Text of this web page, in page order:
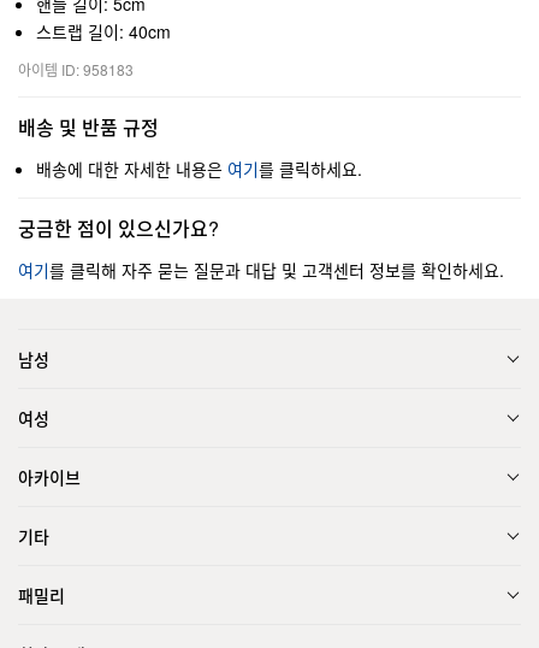
스트랩 길이: 40cm
아이템 ID: 958183
배송 및 반품 규정
배송에 대한 자세한 내용은 여기를 클릭하세요.
궁금한 점이 있으신가요?
여기를 클릭해 자주 묻는 질문과 대답 및 고객센터 정보를 확인하세요.
남성
여성
아카이브
기타
패밀리